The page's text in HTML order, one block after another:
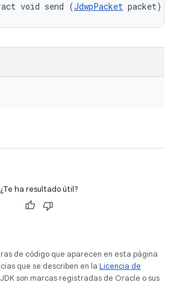
void send (JdwpPacket packet)
¿Te ha resultado útil?
de código que aparecen en esta página
que se describen en la Licencia de
son marcas registradas de Oracle o sus